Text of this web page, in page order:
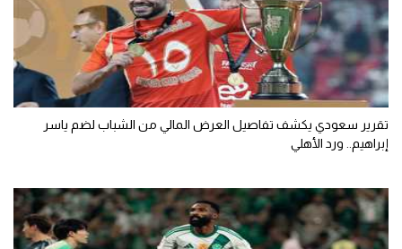
تقرير سعودي يكشف تفاصيل العرض المالي من الشباب لضم ياسر
إبراهيم.. ورد الأهلي